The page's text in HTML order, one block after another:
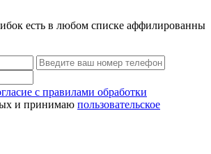
есть в любом списке аффилированны
с правилами обработки
и принимаю пользовательское